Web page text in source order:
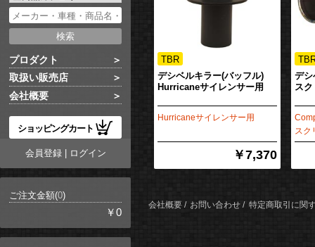
プロダクト
取扱い販売店
会社概要
ショッピングカート
会員登録| ログイン
ご注文金額(0)
￥0
デシベルキラー(バッフル)
Hurricaneサイレンサー用
Hurricaneサイレンサー用
￥7,370
デ
ス
スク
会社概要 お問い合わせ 特定商取引に関